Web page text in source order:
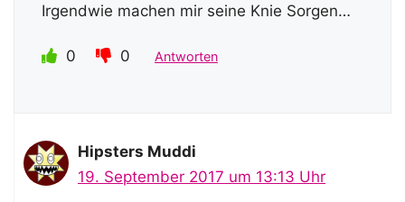
Irgendwie machen mir seine Knie Sorgen…
0 0 Antworten
Hipsters Muddi
19. September 2017 um 13:13 Uhr